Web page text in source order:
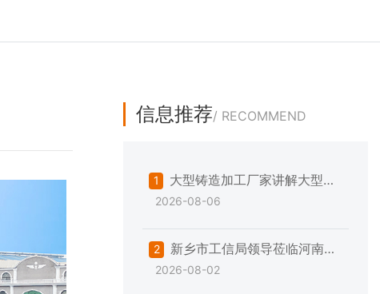
信息推荐/ RECOMMEND
1
大型铸造加工厂家讲解大型铸
钢件铸造与精加工的一些注意事项
2026-08-06
2
新乡市工信局领导莅临河南新
腾飞帮扶指导“三规范一提升”专项
2026-08-02